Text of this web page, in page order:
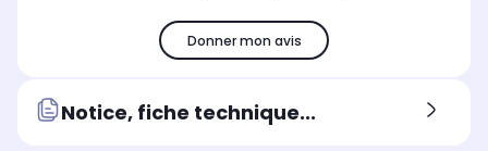
Donner mon avis
Notice, fiche technique...